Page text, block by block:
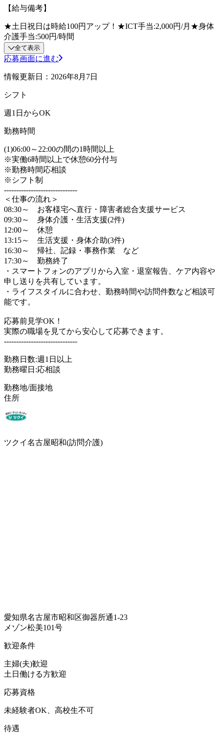
【給与備考】
★土日祝日は時給100円アップ！★ICT手当:2,000円/月★身体
介護手当:500円/時間
全て表示
応募画面に進む
情報更新日：2026年8月7日
シフト
週1日からOK
勤務時間
(1)06:00～22:00の間の1時間以上
※実働6時間以上で休憩60分付与
※勤務時間応相談
※シフト制
------------------------------
＜仕事の流れ＞
08:30～ お客様宅へ直行・障害者総合支援サービス
09:30～ 身体介護・生活支援(2件)
12:00～ 休憩
13:15～ 生活支援・身体介助(3件)
16:30～ 帰社、記録・事務作業 など
17:30～ 勤務終了
・スマートフォンのアプリから入室・退室報告、ケア内容や
申し送りを共有しています。
・ライフスタイルに合わせ、勤務時間や訪問件数など相談可
能です。
応募前見学OK！
実際の職場を見てから安心して応募できます。
------------------------------
勤務日数:週1日以上
勤務曜日:応相談
勤務地/面接地
住所
ツクイ名古屋昭和(訪問介護)
愛知県名古屋市昭和区御器所通1-23
メゾン松美101号
歓迎条件
主婦(夫)歓迎
土日働ける方歓迎
応募資格
未経験者OK、高校生不可
待遇